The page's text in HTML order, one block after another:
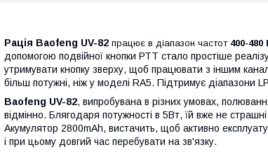
Рація Baofeng UV-82 працює в діапазон частот400-480
допомогою подвійної кнопки РТТ стало простіше
утримувати кнопку зверху, щоб працювати з іншим
більш потужні, ніж у моделі RA5. Підтримує діапазони
Baofeng UV-82, випробувана в різних умовах,
відмінно. Блягодаря потужності в 5Вт, їй вже не
Акумулятор 2800mAh, вистачить, щоб активно
і при цьому довгий час перебувати на зв'язку.